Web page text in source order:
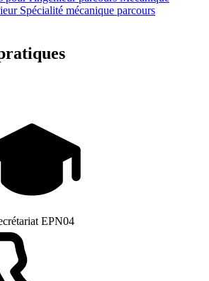
Spécialité mécanique parcours
EPN04